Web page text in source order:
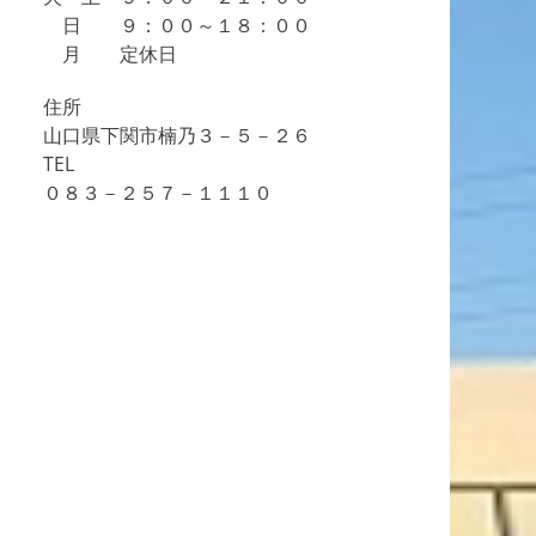
日 ９：００～１８：００
月 定休日
住所
山口県下関市楠乃３－５－２６
TEL
０８３－２５７－１１１０